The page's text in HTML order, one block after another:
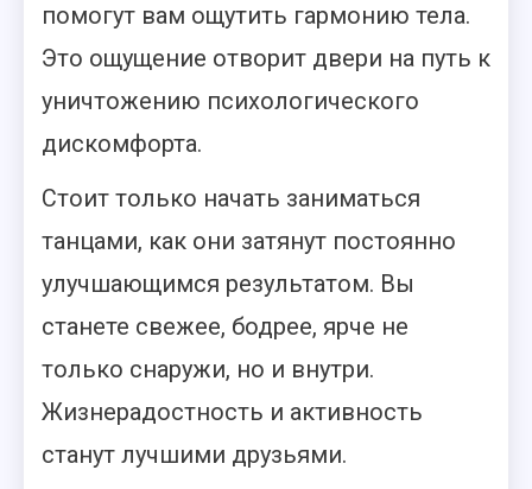
помогут вам ощутить гармонию тела.
Это ощущение отворит двери на путь к
уничтожению психологического
дискомфорта.
Стоит только начать заниматься
танцами, как они затянут постоянно
улучшающимся результатом. Вы
станете свежее, бодрее, ярче не
только снаружи, но и внутри.
Жизнерадостность и активность
станут лучшими друзьями.